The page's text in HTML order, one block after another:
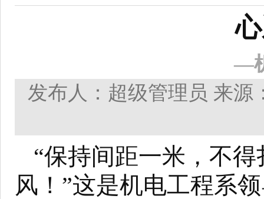
—
发布人：超级管理员 来源
“保持间距一米，不
风！”这是机电工程系